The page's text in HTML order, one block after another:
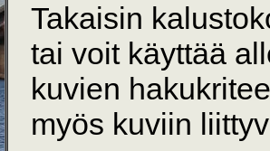
Takaisin
tai voit käyttää
kuvien
myös kuviin